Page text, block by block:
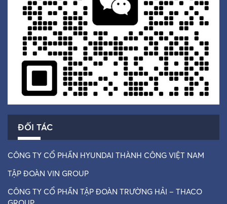
ĐỐI TÁC
CÔNG TY CỔ PHẦN HYUNDAI THÀNH CÔNG VIỆT NAM
TẬP ĐOÀN VIN GROUP
CÔNG TY CỔ PHẦN TẬP ĐOÀN TRƯỜNG HẢI – THACO